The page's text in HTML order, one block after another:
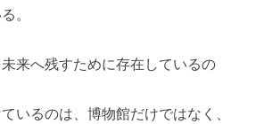
。
来へ残すために存在しているの
いるのは、博物館だけではなく、